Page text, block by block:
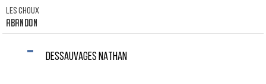
LES CHOUX
Abandon
- DESSAUVAGES NATHAN